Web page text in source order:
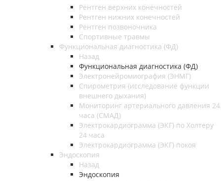
Рентген верхних конечностей
Рентген нижних конечностей
Рентген позвоночника
Спортивные травмы
Функциональная диагностика (ФД)
Назад
Функциональная диагностика (ФД)
Электронейромиография (ЭНМГ)
Спирометрия (исследование функции
внешнего дыхания)
Мониторинг артериального давления 24
часа (СМАД)
Электрокардиограмма (ЭКГ) по Холтеру
24 часа
Электрокардиограмма (ЭКГ) покоя
Эндоскопия
Назад
Эндоскопия